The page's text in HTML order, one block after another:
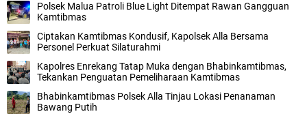
Polsek Malua Patroli Blue Light Ditempat Rawan Gangguan
Kamtibmas
Ciptakan Kamtibmas Kondusif, Kapolsek Alla Bersama
Personel Perkuat Silaturahmi
Kapolres Enrekang Tatap Muka dengan Bhabinkamtibmas,
Tekankan Penguatan Pemeliharaan Kamtibmas
Bhabinkamtibmas Polsek Alla Tinjau Lokasi Penanaman
Bawang Putih